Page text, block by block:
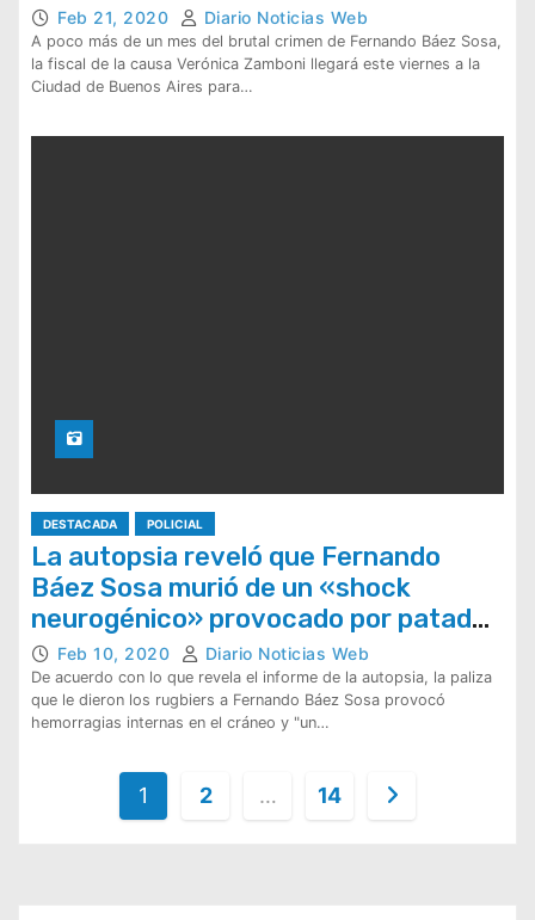
Feb 21, 2020 Diario Noticias Web
A poco más de un mes del brutal crimen de Fernando Báez Sosa,
la fiscal de la causa Verónica Zamboni llegará este viernes a la
Ciudad de Buenos Aires para…
DESTACADA POLICIAL
La autopsia reveló que Fernando
Báez Sosa murió de un «shock
neurogénico» provocado por patadas
en el cráneo
Feb 10, 2020 Diario Noticias Web
De acuerdo con lo que revela el informe de la autopsia, la paliza
que le dieron los rugbiers a Fernando Báez Sosa provocó
hemorragias internas en el cráneo y "un…
a
1 2 … 14